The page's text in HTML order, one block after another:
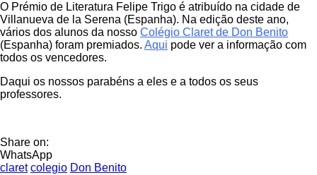
O Prémio de Literatura Felipe Trigo é atribuído na cidade de
Villanueva de la Serena (Espanha). Na edição deste ano,
vários dos alunos da nosso Colégio Claret de Don Benito
(Espanha) foram premiados. Aqui pode ver a informação com
todos os vencedores.
Daqui os nossos parabéns a eles e a todos os seus
professores.
Share on:
WhatsApp
claret colegio Don Benito